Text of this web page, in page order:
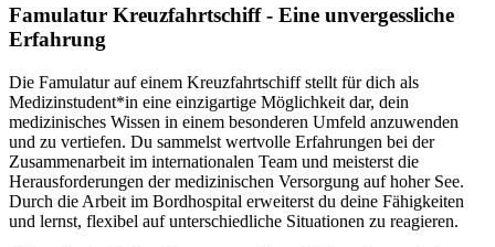
Famulatur Kreuzfahrtschiff - Eine unvergessliche
Erfahrung
Die Famulatur auf einem Kreuzfahrtschiff stellt für dich als
Medizinstudent*in eine einzigartige Möglichkeit dar, dein
medizinisches Wissen in einem besonderen Umfeld anzuwenden
und zu vertiefen. Du sammelst wertvolle Erfahrungen bei der
Zusammenarbeit im internationalen Team und meisterst die
Herausforderungen der medizinischen Versorgung auf hoher See.
Durch die Arbeit im Bordhospital erweiterst du deine Fähigkeiten
und lernst, flexibel auf unterschiedliche Situationen zu reagieren.